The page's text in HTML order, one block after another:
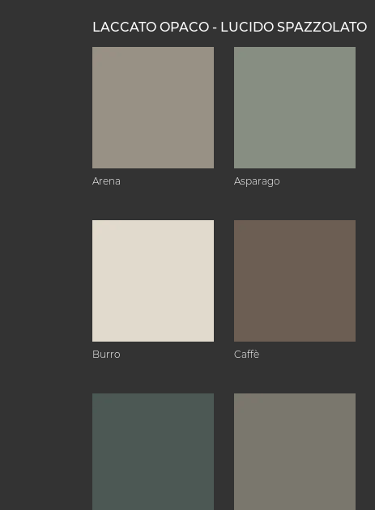
LACCATO OPACO - LUCIDO SPAZZOLATO
Arena Asparago
Burro Caffè